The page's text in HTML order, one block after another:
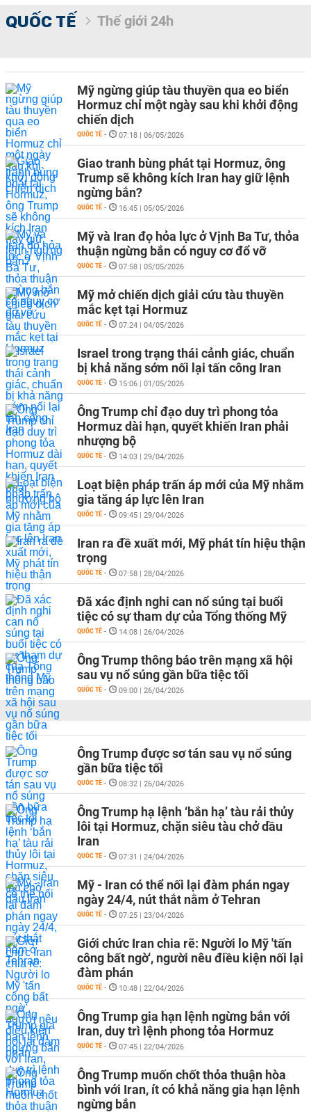
QUỐC TẾ Thế giới 24h
Mỹ ngừng giúp tàu thuyền qua eo biển
Hormuz chỉ một ngày sau khi khởi động
chiến dịch
QUỐC TẾ - 07:18 | 06/05/2026
Giao tranh bùng phát tại Hormuz, ông
Trump sẽ không kích Iran hay giữ lệnh
ngừng bắn?
QUỐC TẾ - 16:45 | 05/05/2026
Mỹ và Iran đọ hỏa lực ở Vịnh Ba Tư, thỏa
thuận ngừng bắn có nguy cơ đổ vỡ
QUỐC TẾ - 07:58 | 05/05/2026
Mỹ mở chiến dịch giải cứu tàu thuyền
mắc kẹt tại Hormuz
QUỐC TẾ - 07:24 | 04/05/2026
Israel trong trạng thái cảnh giác, chuẩn
bị khả năng sớm nối lại tấn công Iran
QUỐC TẾ - 15:06 | 01/05/2026
Ông Trump chỉ đạo duy trì phong tỏa
Hormuz dài hạn, quyết khiến Iran phải
nhượng bộ
QUỐC TẾ - 14:03 | 29/04/2026
Loạt biện pháp trấn áp mới của Mỹ nhằm
gia tăng áp lực lên Iran
QUỐC TẾ - 09:45 | 29/04/2026
Iran ra đề xuất mới, Mỹ phát tín hiệu thận
trọng
QUỐC TẾ - 07:58 | 28/04/2026
Đã xác định nghi can nổ súng tại buổi
tiệc có sự tham dự của Tổng thống Mỹ
QUỐC TẾ - 14:08 | 26/04/2026
Ông Trump thông báo trên mạng xã hội
sau vụ nổ súng gần bữa tiệc tối
QUỐC TẾ - 09:00 | 26/04/2026
Ông Trump được sơ tán sau vụ nổ súng
gần bữa tiệc tối
QUỐC TẾ - 08:32 | 26/04/2026
Ông Trump hạ lệnh ‘bắn hạ’ tàu rải thủy
lôi tại Hormuz, chặn siêu tàu chở dầu
Iran
QUỐC TẾ - 07:31 | 24/04/2026
Mỹ - Iran có thể nối lại đàm phán ngay
ngày 24/4, nút thắt nằm ở Tehran
QUỐC TẾ - 07:25 | 23/04/2026
Giới chức Iran chia rẽ: Người lo Mỹ 'tấn
công bất ngờ', người nêu điều kiện nối lại
đàm phán
QUỐC TẾ - 10:48 | 22/04/2026
Ông Trump gia hạn lệnh ngừng bắn với
Iran, duy trì lệnh phong tỏa Hormuz
QUỐC TẾ - 07:45 | 22/04/2026
Ông Trump muốn chốt thỏa thuận hòa
bình với Iran, ít có khả năng gia hạn lệnh
ngừng bắn